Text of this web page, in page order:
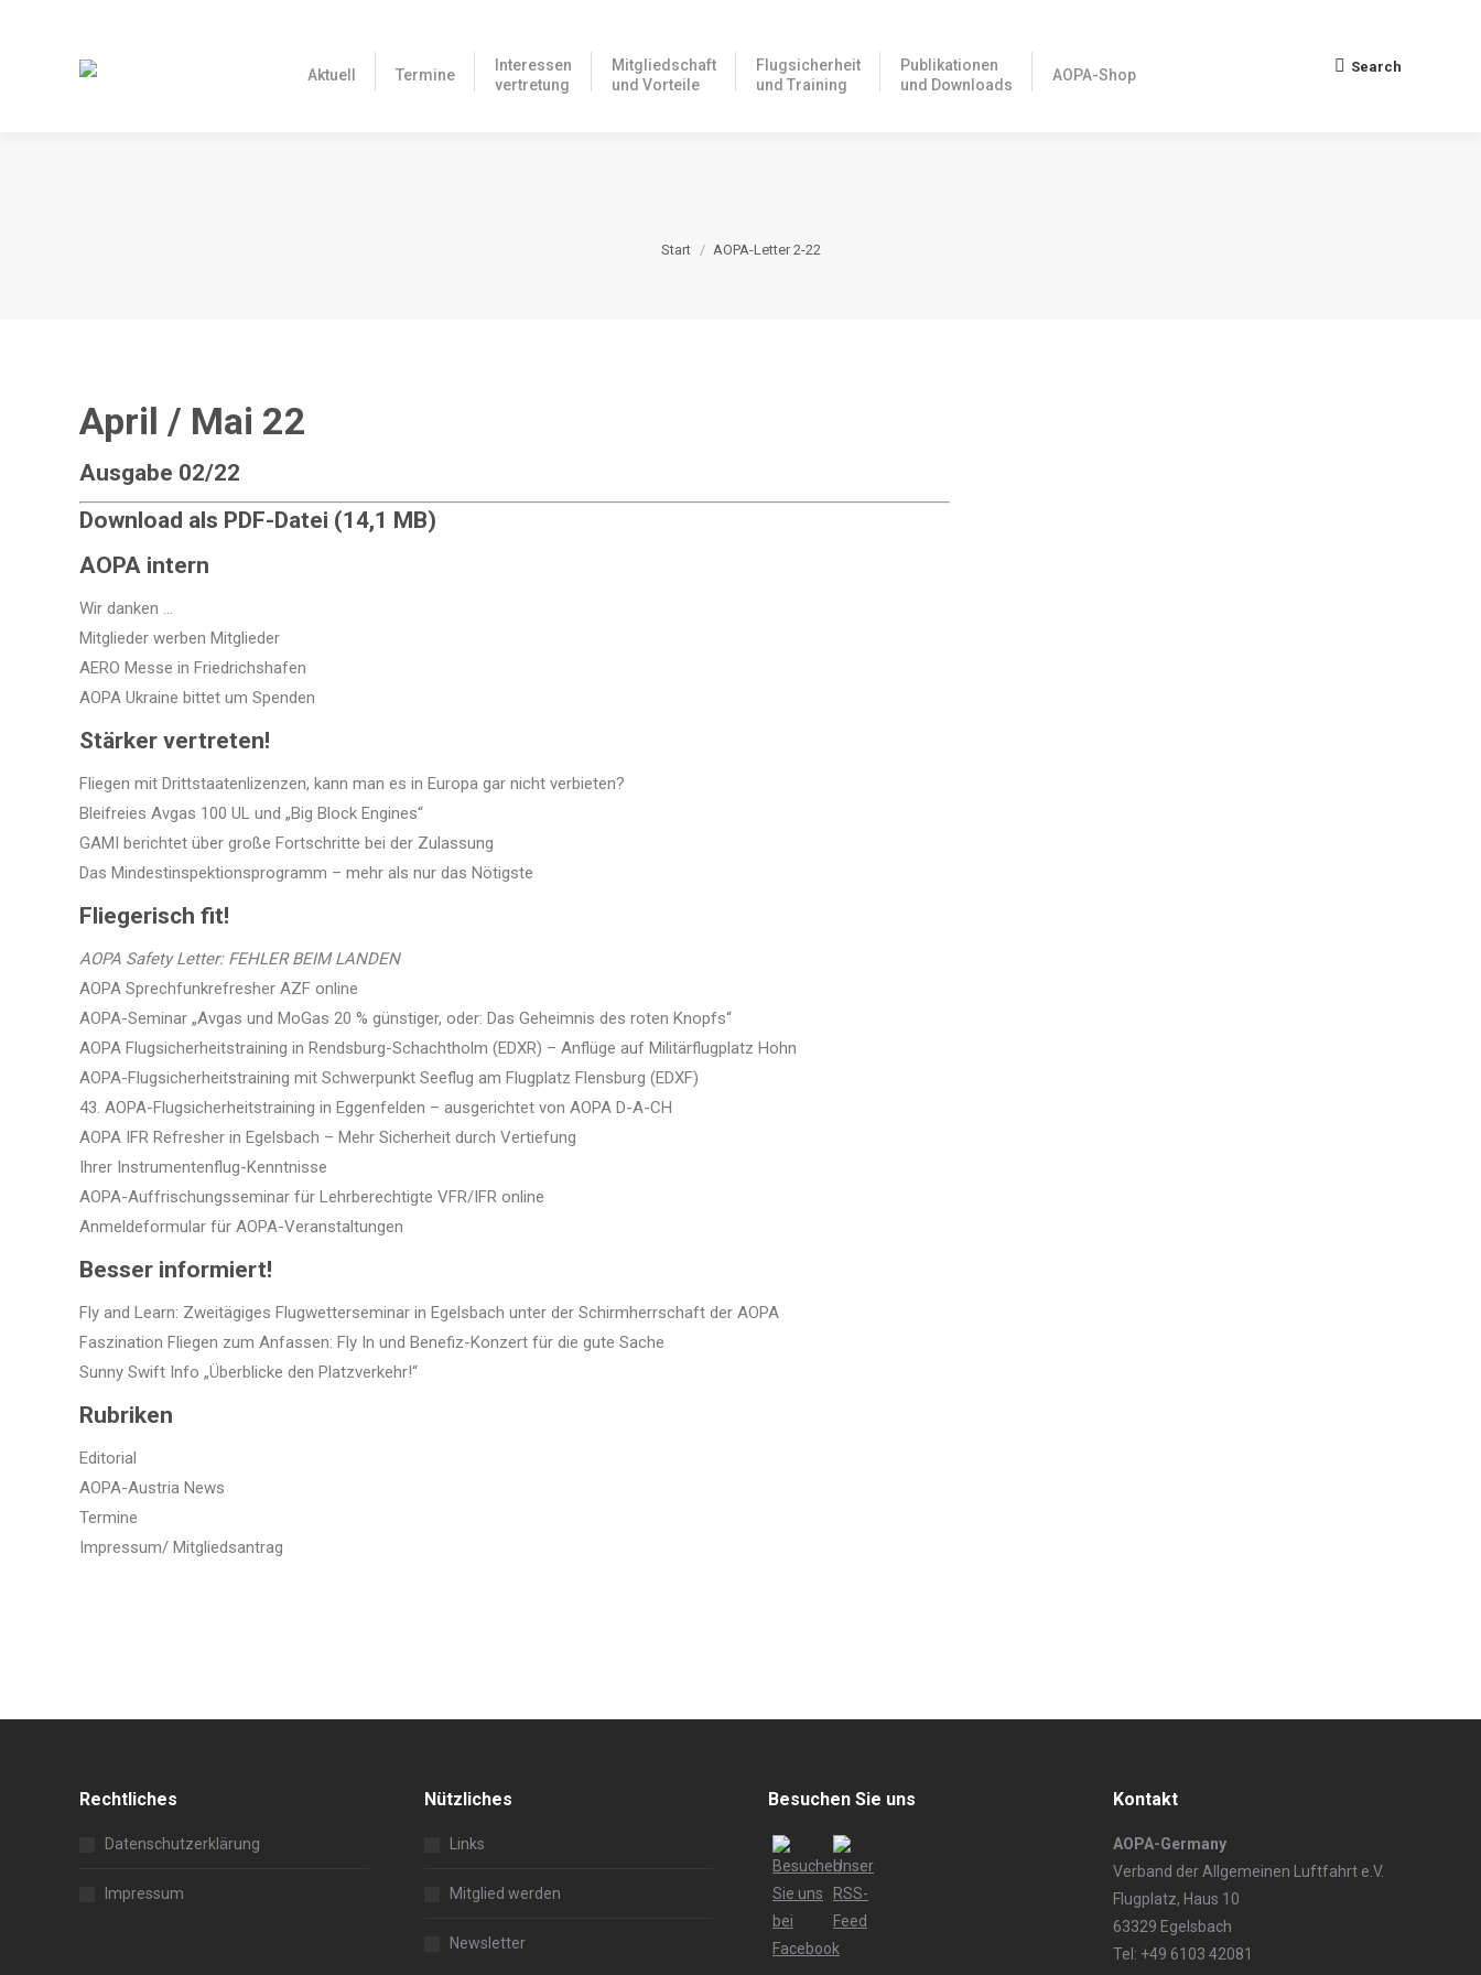
Aktuell Termine
Interessen
vertretung
Mitgliedschaft
und Vorteile
Flugsicherheit
und Training
Publikationen
und Downloads
AOPA-Shop Search:
Search
Sie befinden sich hier:
Start AOPA-Letter 2-22
April / Mai 22
Ausgabe 02/22
Download als PDF-Datei (14,1 MB)
AOPA intern
Wir danken …
Mitglieder werben Mitglieder
AERO Messe in Friedrichshafen
AOPA Ukraine bittet um Spenden
Stärker vertreten!
Fliegen mit Drittstaatenlizenzen, kann man es in Europa gar nicht verbieten?
Bleifreies Avgas 100 UL und „Big Block Engines“
GAMI berichtet über große Fortschritte bei der Zulassung
Das Mindestinspektionsprogramm – mehr als nur das Nötigste
Fliegerisch fit!
AOPA Safety Letter: FEHLER BEIM LANDEN
AOPA Sprechfunkrefresher AZF online
AOPA-Seminar „Avgas und MoGas 20 % günstiger, oder: Das Geheimnis des roten Knopfs“
AOPA Flugsicherheitstraining in Rendsburg-Schachtholm (EDXR) – Anflüge auf Militärflugplatz Hohn
AOPA-Flugsicherheitstraining mit Schwerpunkt Seeflug am Flugplatz Flensburg (EDXF)
43. AOPA-Flugsicherheitstraining in Eggenfelden – ausgerichtet von AOPA D-A-CH
AOPA IFR Refresher in Egelsbach – Mehr Sicherheit durch Vertiefung
Ihrer Instrumentenflug-Kenntnisse
AOPA-Auffrischungsseminar für Lehrberechtigte VFR/IFR online
Anmeldeformular für AOPA-Veranstaltungen
Besser informiert!
Fly and Learn: Zweitägiges Flugwetterseminar in Egelsbach unter der Schirmherrschaft der AOPA
Faszination Fliegen zum Anfassen: Fly In und Benefiz-Konzert für die gute Sache
Sunny Swift Info „Überblicke den Platzverkehr!“
Rubriken
Editorial
AOPA-Austria News
Termine
Impressum/ Mitgliedsantrag
Rechtliches
Datenschutzerklärung
Impressum
Nützliches
Links
Mitglied werden
Newsletter
Besuchen Sie uns Kontakt
AOPA-Germany
Verband der Allgemeinen Luftfahrt e.V.
Flugplatz, Haus 10
63329 Egelsbach
Tel: +49 6103 42081